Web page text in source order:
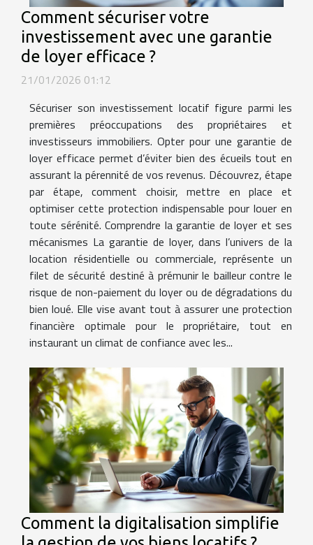
Comment sécuriser votre
investissement avec une garantie
de loyer efficace ?
21/01/2026 01:12
Sécuriser son investissement locatif figure parmi les
premières préoccupations des propriétaires et
investisseurs immobiliers. Opter pour une garantie de
loyer efficace permet d’éviter bien des écueils tout en
assurant la pérennité de vos revenus. Découvrez, étape
par étape, comment choisir, mettre en place et
optimiser cette protection indispensable pour louer en
toute sérénité. Comprendre la garantie de loyer et ses
mécanismes La garantie de loyer, dans l’univers de la
location résidentielle ou commerciale, représente un
filet de sécurité destiné à prémunir le bailleur contre le
risque de non-paiement du loyer ou de dégradations du
bien loué. Elle vise avant tout à assurer une protection
financière optimale pour le propriétaire, tout en
instaurant un climat de confiance avec les...
Comment la digitalisation simplifie